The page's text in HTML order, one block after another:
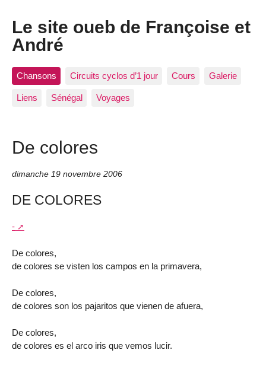
Le site oueb de Françoise et
André
Chansons Circuits cyclos d’1 jour Cours Galerie
Liens Sénégal Voyages
De colores
dimanche 19 novembre 2006
DE COLORES
-
De colores,
de colores se visten los campos en la primavera,
De colores,
de colores son los pajaritos que vienen de afuera,
De colores,
de colores es el arco iris que vemos lucir.